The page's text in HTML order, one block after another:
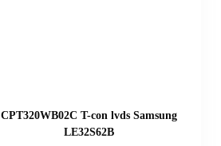
CPT320WB02C T-con lvds Samsung
LE32S62B